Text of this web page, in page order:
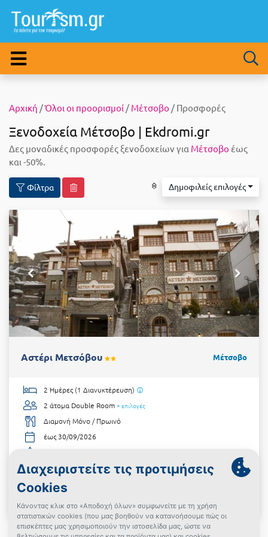
Αρχική /Όλοι οι προορισμοί / Μέτσοβο / Προσφορές
Ξενοδοχεία Μέτσοβο | Ekdromi.gr
Δες μοναδικές προσφορές ξενοδοχείων για Μέτσοβο έως
και -50%.
Φίλτρα Δημοφιλείς επιλογές
Αστέρι Μετσόβου Μέτσοβο
2 Ημέρες (1 Διανυκτέρευση)
2 άτομα Double Room + επιλογές
Διαμονή Μόνο / Πρωινό
έως 30/09/2026
από€60 Δες την προσφορά
Powered By